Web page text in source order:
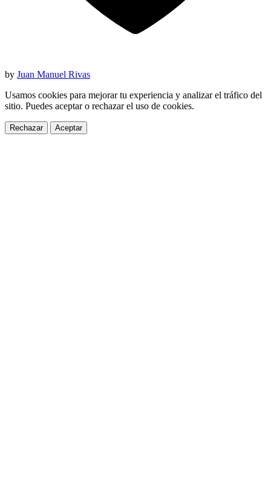
by Juan Manuel Rivas
Usamos cookies para mejorar tu experiencia y analizar el tráfico del
sitio. Puedes aceptar o rechazar el uso de cookies.
Rechazar Aceptar